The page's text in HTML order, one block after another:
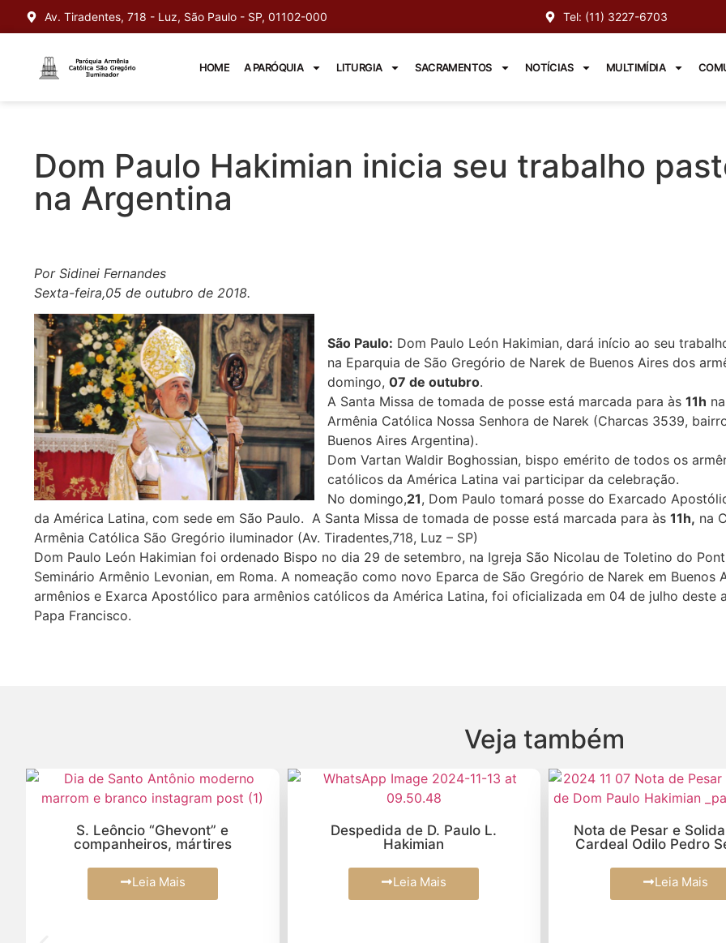
Av. Tiradentes, 718 - Luz, São Paulo - SP, 01102-000 Tel: (11) 3227-6703
HOME A PARÓQUIA LITURGIA SACRAMENTOS NOTÍCIAS MULTIMÍDIA
Dom Paulo Hakimian inicia seu trabalho
na Argentina
Por Sidinei Fernandes
Sexta-feira,05 de outubro de 2018.
São Paulo: Dom Paulo León Hakimian, dará início ao seu
na Eparquia de São Gregório de Narek de Buenos Aires dos
domingo, 07 de outubro.
A Santa Missa de tomada de posse está marcada para às 11h
Armênia Católica Nossa Senhora de Narek (Charcas 3539,
Buenos Aires Argentina).
Dom Vartan Waldir Boghossian, bispo emérito de todos os
católicos da América Latina vai participar da celebração.
No domingo,21, Dom Paulo tomará posse do Exarcado
da América Latina, com sede em São Paulo. A Santa Missa de tomada de posse está marcada para às 11h, na
Armênia Católica São Gregório iluminador (Av. Tiradentes,718, Luz – SP)
Dom Paulo León Hakimian foi ordenado Bispo no dia 29 de setembro, na Igreja São Nicolau de Toletino do
Seminário Armênio Levonian, em Roma. A nomeação como novo Eparca de São Gregório de Narek em Buenos
armênios e Exarca Apostólico para armênios católicos da América Latina, foi oficializada em 04 de julho deste
Papa Francisco.
Veja também
S. Leôncio “Ghevont” e
companheiros, mártires
Leia Mais
Despedida de D. Paulo L.
Hakimian
Leia Mais
Nota de Pesar e
Cardeal Odilo Pedro
Leia Mais